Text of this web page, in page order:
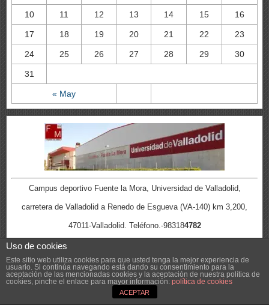
« May
10 11 12 13 14 15 16
17 18 19 20 21 22 23
24 25 26 27 28 29 30
31
Campus deportivo Fuente la Mora, Universidad de Valladolid,
carretera de Valladolid a Renedo de Esgueva (VA-140) km 3,200,
47011-Valladolid. Teléfono.-983184782
Acceso y Registro
Uso de cookies
Este sitio web utiliza cookies para que usted tenga la mejor experiencia de
usuario. Si continúa navegando está dando su consentimiento para la
aceptación de las mencionadas cookies y la aceptación de nuestra política de
cookies, pinche el enlace para mayor información: política de cookies
ACEPTAR